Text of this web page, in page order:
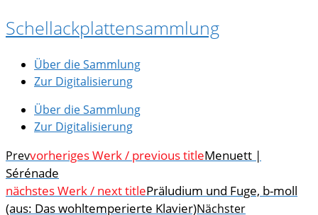
Zum
Inhalt
springen
Schellackplattensammlung
Über die Sammlung
Zur Digitalisierung
Über die Sammlung
Zur Digitalisierung
Prevvorheriges Werk / previous titleMenuett |
Sérénade
nächstes Werk / next titlePräludium und Fuge, b-moll
(aus: Das wohltemperierte Klavier)Nächster